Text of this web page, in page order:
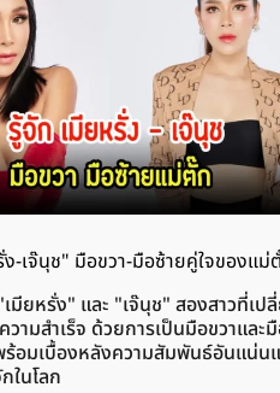
ง-เจ๊นุช" มือขวา-มือซ้ายคู่ใจของแ
เมียหรั่ง" และ "เจ๊นุช" สองสาวที่เป
ามสำเร็จ ด้วยการเป็นมือขวาและ
อมเบื้องหลังความสัมพันธ์อันแน่น
ในโลก